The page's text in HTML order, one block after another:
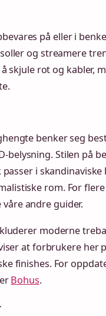
på eller i
og streamere
skjule rot og kabler,
benker seg
belysning. Stilen på
i
rom. For
andre guider.
moderne
at forbrukere her
finishes. For
Bohus.